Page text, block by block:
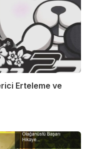
Erteleme ve